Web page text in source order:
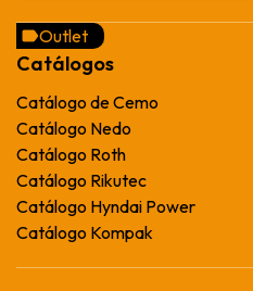
Outlet
Catálogos
Catálogo de Cemo
Catálogo Nedo
Catálogo Roth
Catálogo Rikutec
Catálogo Hyndai Power
Catálogo Kompak